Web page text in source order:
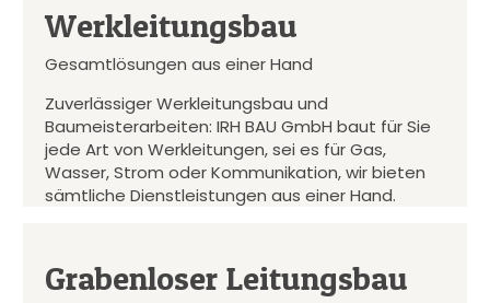
Werkleitungsbau
Gesamtlösungen aus einer Hand
Zuverlässiger Werkleitungsbau und
Baumeisterarbeiten: IRH BAU GmbH baut für Sie
jede Art von Werkleitungen, sei es für Gas,
Wasser, Strom oder Kommunikation, wir bieten
sämtliche Dienstleistungen aus einer Hand.
Grabenloser Leitungsbau